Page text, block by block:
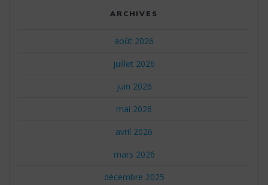
ARCHIVES
août 2026
juillet 2026
juin 2026
mai 2026
avril 2026
mars 2026
décembre 2025